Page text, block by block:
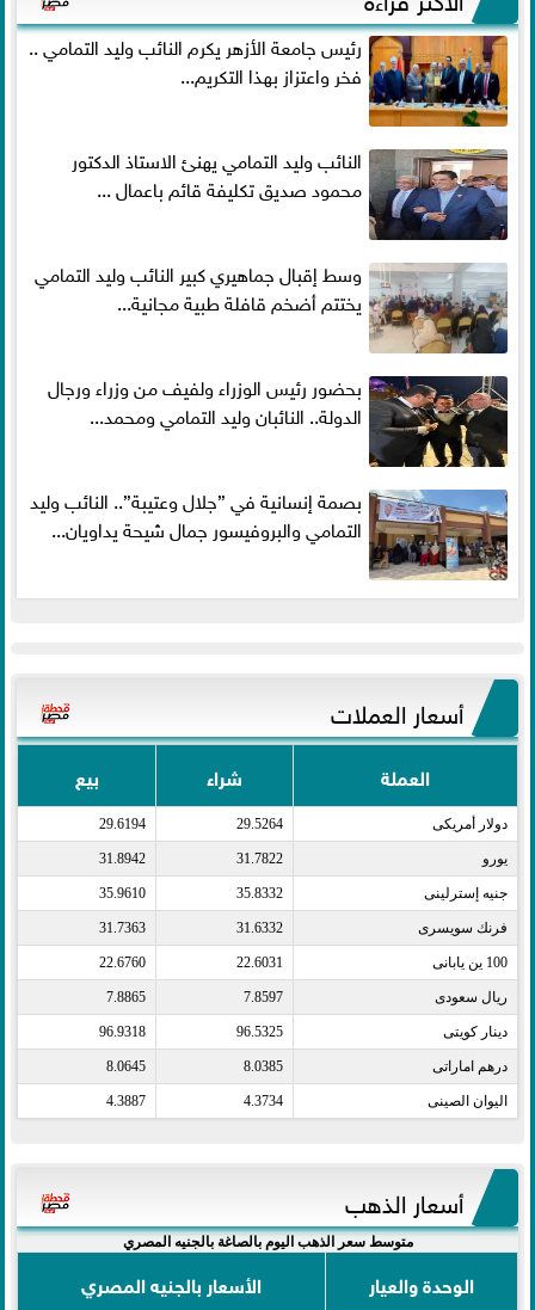
رئيس جامعة الأزهر يكرم النائب وليد التمامي ..
فخر واعتزاز بهذا التكريم...
النائب وليد التمامي يهنئ الاستاذ الدكتور
محمود صديق تكليفة قائم باعمال ...
وسط إقبال جماهيري كبير النائب وليد التمامي
يختتم أضخم قافلة طبية مجانية...
بحضور رئيس الوزراء ولفيف من وزراء ورجال
الدولة.. النائبان وليد التمامي ومحمد...
بصمة إنسانية في ”جلال وعتيبة”.. النائب وليد
التمامي والبروفيسور جمال شيحة يداويان...
أسعار العملات
العملة شراء بيع
دولار أمريكى​ 29.5264
29.6194
يورو​ 31.7822
31.8942
جنيه إسترلينى​ 35.8332
35.9610
فرنك سويسرى​ 31.6332
31.7363
100 ين يابانى​ 22.6031
22.6760
ريال سعودى​ 7.8597
7.8865
دينار كويتى​ 96.5325
96.9318
درهم اماراتى​ 8.0385
8.0645
اليوان الصينى​ 4.3734
4.3887
أسعار الذهب
متوسط سعر الذهب اليوم بالصاغة بالجنيه المصري
الوحدة والعيار
الأسعار بالجنيه المصري